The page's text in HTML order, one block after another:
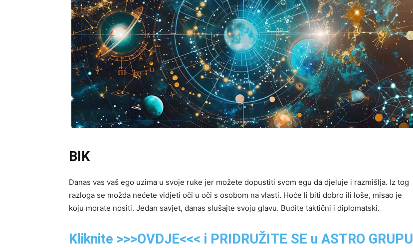
BIK
Danas vas vaš ego uzima u svoje ruke jer možete dopustiti svom egu da djeluje i razmišlja. Iz tog
razloga se možda nećete vidjeti oči u oči s osobom na vlasti. Hoće li biti dobro ili loše, misao je
koju morate nositi. Jedan savjet, danas slušajte svoju glavu. Budite taktični i diplomatski.
Kliknite >>>OVDJE<<< i PRIDRUŽITE SE u ASTRO GRUPU